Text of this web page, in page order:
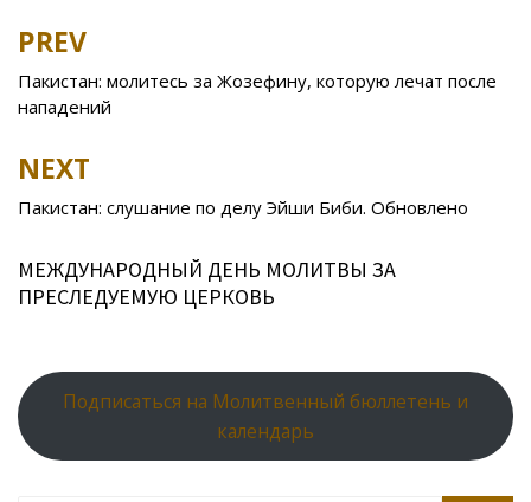
b
o
o
kl
as
ki
u
r
st u A
p
Post
navigation
PREV
Пакистан: молитесь за Жозефину, которую лечат после
нападений
NEXT
Пакистан: слушание по делу Эйши Биби. Обновлено
МЕЖДУНАРОДНЫЙ ДЕНЬ МОЛИТВЫ ЗА
ПРЕСЛЕДУЕМУЮ ЦЕРКОВЬ
Подписаться на Молитвенный бюллетень и
календарь